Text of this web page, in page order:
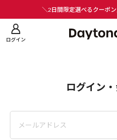
＼2日間限定選べるクーポ
ログイン
ログイン